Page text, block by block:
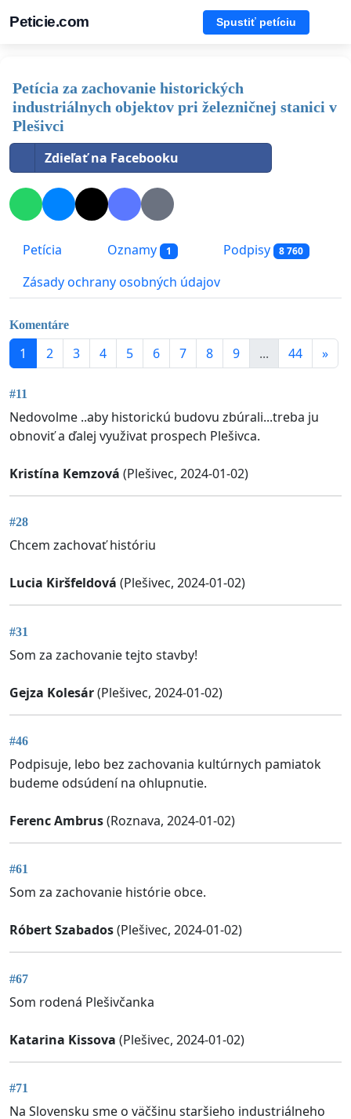
Peticie.com Spustiť petíciu
Petícia za zachovanie historických
industriálnych objektov pri železničnej stanici v
Plešivci
Zdieľať na Facebooku
Petícia Oznamy 1 Podpisy 8 760
Zásady ochrany osobných údajov
Komentáre
1 2 3 4 5 6 7 8 9 ... 44 »
#11
Nedovolme ..aby historickú budovu zbúrali...treba ju
obnoviť a ďalej využivat prospech Plešivca.
Kristína Kemzová (Plešivec, 2024-01-02)
#28
Chcem zachovať históriu
Lucia Kiršfeldová (Plešivec, 2024-01-02)
#31
Som za zachovanie tejto stavby!
Gejza Kolesár(Plešivec, 2024-01-02)
#46
Podpisuje, lebo bez zachovania kultúrnych pamiatok
budeme odsúdení na ohlupnutie.
Ferenc Ambrus(Roznava, 2024-01-02)
#61
Som za zachovanie histórie obce.
Róbert Szabados(Plešivec, 2024-01-02)
#67
Som rodená Plešivčanka
Katarina Kissova (Plešivec, 2024-01-02)
#71
Na Slovensku sme o väčšinu staršieho industriálneho